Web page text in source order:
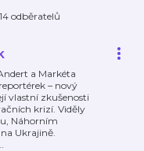
odběratelů
a Markéta
– nový
vlastní zkušenosti
krizí. Viděly
Náhorním
Ukrajině.